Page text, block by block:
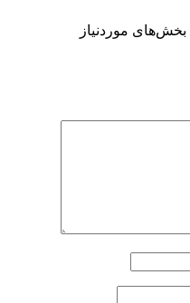
بخش‌های موردنیاز